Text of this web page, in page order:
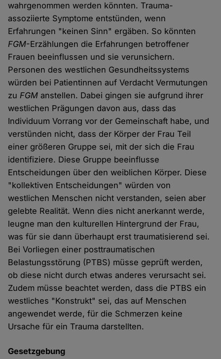
wahrgenommen werden könnten. Trauma-
assoziierte Symptome entstünden, wenn
Erfahrungen "keinen Sinn" ergäben. So könnten
FGM-Erzählungen die Erfahrungen betroffener
Frauen beeinflussen und sie verunsichern.
Personen des westlichen Gesundheitssystems
würden bei Patientinnen auf Verdacht Vermutungen
zuFGM anstellen. Dabei gingen sie aufgrund ihrer
westlichen Prägungen davon aus, dass das
Individuum Vorrang vor der Gemeinschaft habe, und
verstünden nicht, dass der Körper der Frau Teil
einer größeren Gruppe sei, mit der sich die Frau
identifiziere. Diese Gruppe beeinflusse
Entscheidungen über den weiblichen Körper. Diese
"kollektiven Entscheidungen" würden von
westlichen Menschen nicht verstanden, seien aber
gelebte Realität. Wenn dies nicht anerkannt werde,
leugne man den kulturellen Hintergrund der Frau,
was für sie dann überhaupt erst traumatisierend sei.
Bei Vorliegen einer posttraumatischen
Belastungsstörung (PTBS) müsse geprüft werden,
ob diese nicht durch etwas anderes verursacht sei.
Zudem müsse beachtet werden, dass die PTBS ein
westliches "Konstrukt" sei, das auf Menschen
angewendet werde, für die Schmerzen keine
Ursache für ein Trauma darstellten.
Gesetzgebung